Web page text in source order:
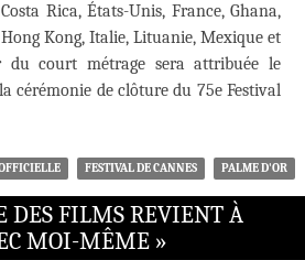
Costa Rica, États-Unis, France, Ghana,
Hong Kong, Italie, Lituanie, Mexique et
du court métrage sera attribuée le
cérémonie de clôture du 75e Festival
FESTIVAL DE CANNES PALME D'OR
DES FILMS REVIENT À
MOI-MÊME »